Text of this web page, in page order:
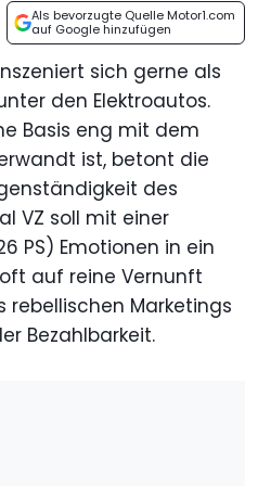
Als bevorzugte Quelle Motor1.com
auf Google hinzufügen
sich gerne als
den Elektroautos.
Basis eng mit dem
ist, betont die
des
VZ soll mit einer
PS) Emotionen in ein
auf reine Vernunft
rebellischen Marketings
Bezahlbarkeit.